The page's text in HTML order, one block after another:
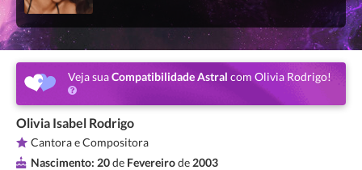
Veja suaCompatibilidade Astral com Olivia Rodrigo!
Olivia Isabel Rodrigo
Cantora e Compositora
Nascimento: 20de Fevereirode 2003